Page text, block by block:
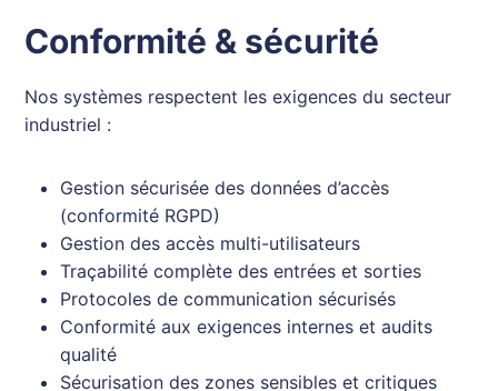
Conformité & sécurité
Nos systèmes respectent les exigences du secteur
industriel :
Gestion sécurisée des données d’accès
(conformité RGPD)
Gestion des accès multi-utilisateurs
Traçabilité complète des entrées et sorties
Protocoles de communication sécurisés
Conformité aux exigences internes et audits
qualité
Sécurisation des zones sensibles et critiques